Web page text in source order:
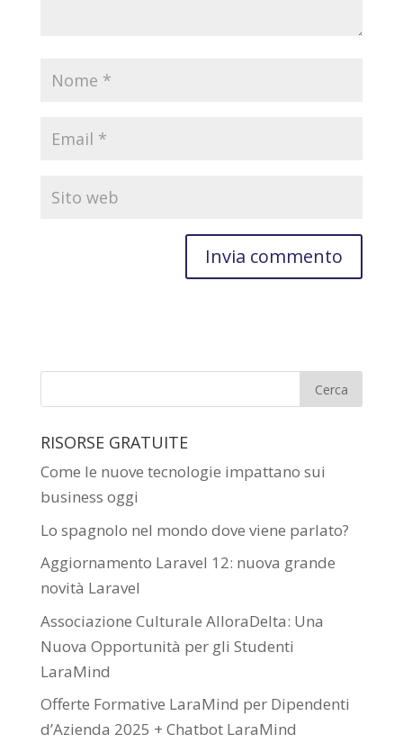
RISORSE GRATUITE
Come le nuove tecnologie impattano sui
business oggi
Lo spagnolo nel mondo dove viene parlato?
Aggiornamento Laravel 12: nuova grande
novità Laravel
Associazione Culturale AlloraDelta: Una
Nuova Opportunità per gli Studenti
LaraMind
Offerte Formative LaraMind per Dipendenti
d’Azienda 2025 + Chatbot LaraMind